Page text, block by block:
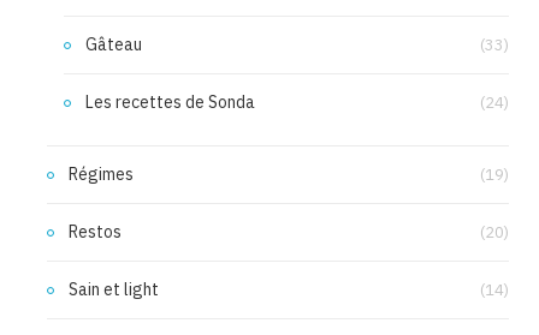
Gâteau (33)
Les recettes de Sonda (24)
Régimes (19)
Restos (20)
Sain et light (14)